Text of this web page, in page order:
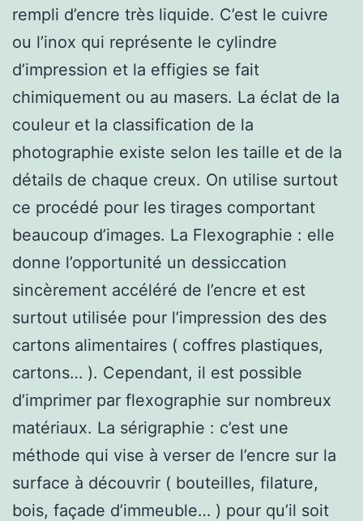
rempli d’encre très liquide. C’est le cuivre
ou l’inox qui représente le cylindre
d’impression et la effigies se fait
chimiquement ou au masers. La éclat de la
couleur et la classification de la
photographie existe selon les taille et de la
détails de chaque creux. On utilise surtout
ce procédé pour les tirages comportant
beaucoup d’images. La Flexographie : elle
donne l’opportunité un dessiccation
sincèrement accéléré de l’encre et est
surtout utilisée pour l’impression des des
cartons alimentaires ( coffres plastiques,
cartons… ). Cependant, il est possible
d’imprimer par flexographie sur nombreux
matériaux. La sérigraphie : c’est une
méthode qui vise à verser de l’encre sur la
surface à découvrir ( bouteilles, filature,
bois, façade d’immeuble… ) pour qu’il soit